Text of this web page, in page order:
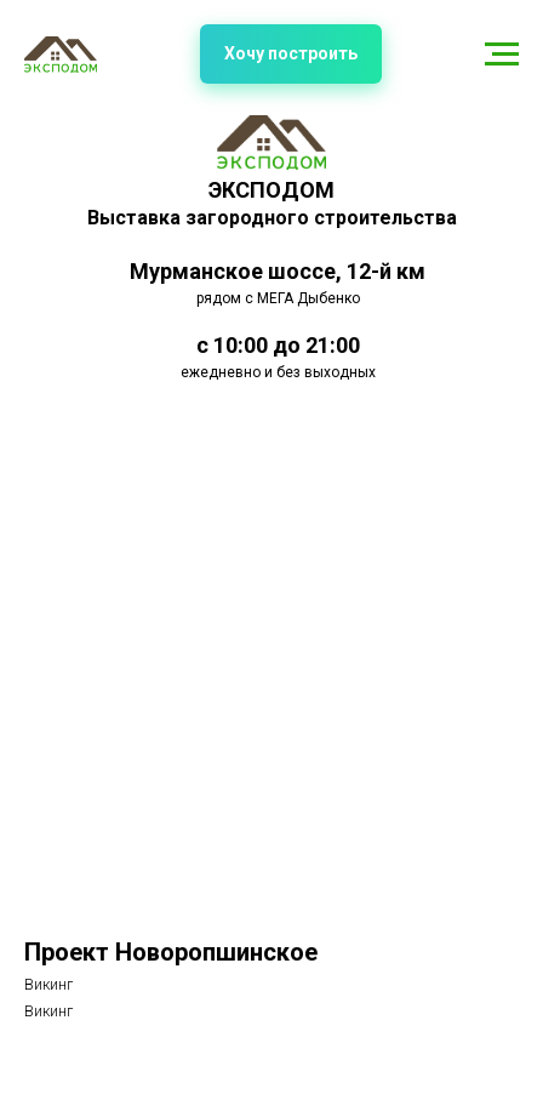
ЭКСПОДОМ
Выставка загородного строительства
Мурманское шоссе, 12-й км
рядом с МЕГА Дыбенко
с 10:00 до 21:00
ежедневно и без выходных
Хочу построить
Проект Новоропшинское
Викинг
Викинг